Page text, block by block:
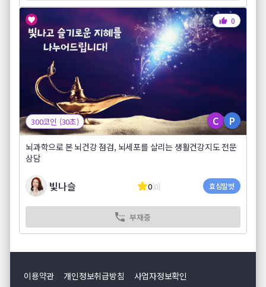
0
300코인 (30초) C P
뇌과학으로 본 뇌건강 점검, 뇌세포를 살리는 생활건강지도 전문
상담
빛나슬 0(0) 효심말벗
부재중
이용약관 개인정보취급방침 사업자정보확인